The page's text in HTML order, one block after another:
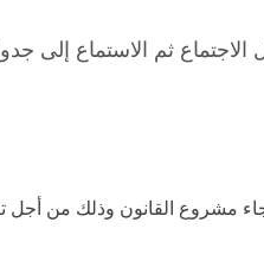
الاجتماع ثم الاستماع إلى
مشروع القانون وذلك من أجل